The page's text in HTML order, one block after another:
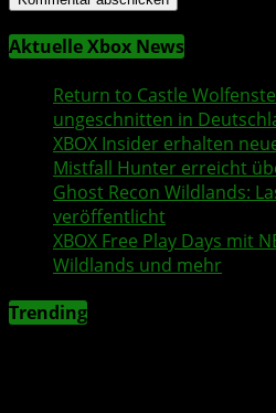
Aktuelle Xbox News
Return to Castle
ungeschnitten in
XBOX Insider erhalten
Mistfall Hunter erreicht
Ghost Recon Wildlands:
veröffentlicht
XBOX Free Play Days mit
Wildlands und mehr
Trending